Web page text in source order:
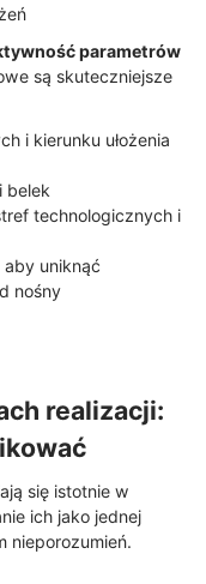
parametrów
są skuteczniejsze
i kierunku ułożenia
belek
technologicznych i
uniknąć
nośny
realizacji:
się istotnie w
ich jako jednej
nieporozumień.